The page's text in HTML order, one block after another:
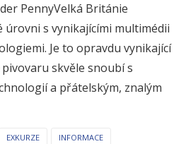
PennyVelká Británie
úrovni s vynikajícími multimédii
Je to opravdu vynikající
skvěle snoubí s
a přátelským, znalým
EXKURZE INFORMACE